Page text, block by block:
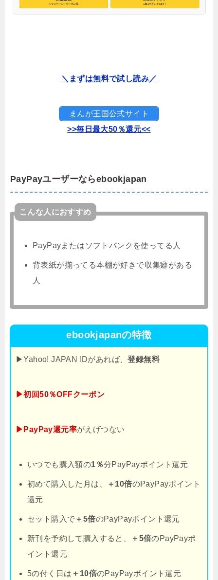
＼まずは無料で試し読み／
まんが王国公式サイト
>>毎日最大50％還元<<
PayPayユーザーならebookjapan
こんな人におすすめ
PayPayまたはソフトバンクを使ってる人
背表紙が揃ってる本棚が好きで収集癖がある
人
ebookjapanの特徴
▶Yahoo! JAPAN IDがあれば、登録無料
▶初回50％OFFクーポン
▶PayPay還元率がえげつない
いつでも購入額の1％分PayPayポイント還元
初めて購入した月は、 ＋10倍のPayPayポイント
還元
セット購入で ＋5倍のPayPayポイント還元
新刊を予約して購入すると、 ＋5倍のPayPayポ
イント還元
5の付く日は ＋10倍のPayPayポイント還元